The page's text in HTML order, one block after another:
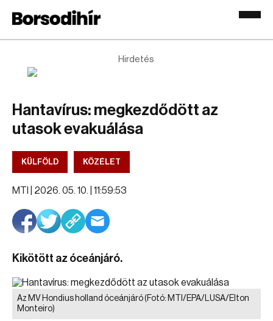
Hirdetés
Hantavírus: megkezdődött az
utasok evakuálása
KÜLFÖLD KÖZÉLET
MTI | 2026. 05. 10. | 11:59:53
Kikötött az óceánjáró.
Az MV Hondius holland óceánjáró(Fotó: MTI/EPA/LUSA/Elton
Monteiro)